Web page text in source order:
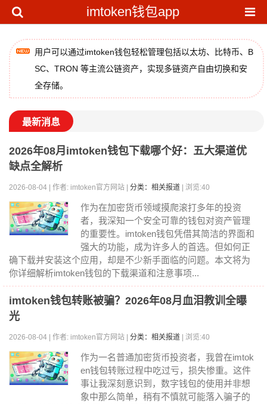
imtoken钱包app
用户可以通过imtoken钱包轻松管理包括以太坊、比特币、B
SC、TRON 等主流公链资产，实现多链资产自由切换和安
全存储。
最新消息
2026年08月imtoken钱包下载哪个好：五大渠道优
缺点全解析
2026-08-04 | 作者: imtoken官方网站 | 分类：相关报道 | 浏览:40
作为在加密货币领域摸爬滚打多年的投资
者，我深知一个安全可靠的钱包对资产管理
的重要性。imtoken钱包凭借其简洁的界面和
强大的功能，成为许多人的首选。但如何正
确下载并安装这个应用，却是不少新手面临的问题。本文将为
你详细解析imtoken钱包的下载渠道和注意事项...
imtoken钱包转账被骗？2026年08月血泪教训全曝
光
2026-08-04 | 作者: imtoken官方网站 | 分类：相关报道 | 浏览:40
作为一名普通加密货币投资者，我曾在imtok
en钱包转账过程中吃过亏，损失惨重。这件
事让我深刻意识到，数字钱包的使用并非想
象中那么简单，稍有不慎就可能落入骗子的